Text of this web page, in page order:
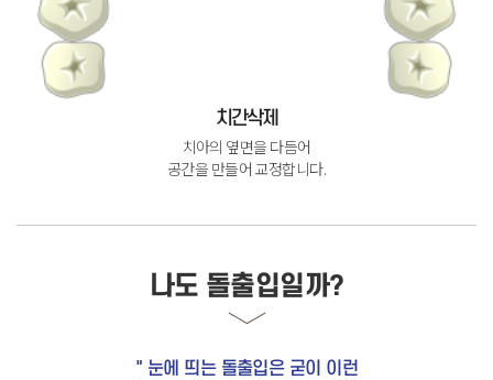
치간삭제
치아의 옆면을 다듬어
공간을 만들어 교정합니다.
나도 돌출입일까?
" 눈에 띄는 돌출입은 굳이 이런